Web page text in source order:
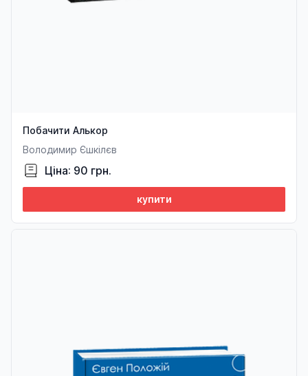
Побачити Алькор
Володимир Єшкілєв
Ціна: 90 грн.
купити